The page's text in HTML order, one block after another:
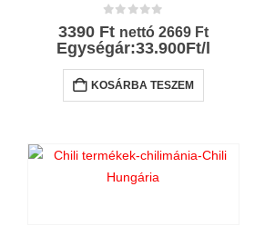
az 5-ből
3390 Ft nettó 2669 Ft
Egységár:33.900Ft/l
KOSÁRBA TESZEM